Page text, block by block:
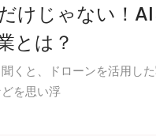
けじゃない！
とは？
くと、ドローンを活用し
を思い浮